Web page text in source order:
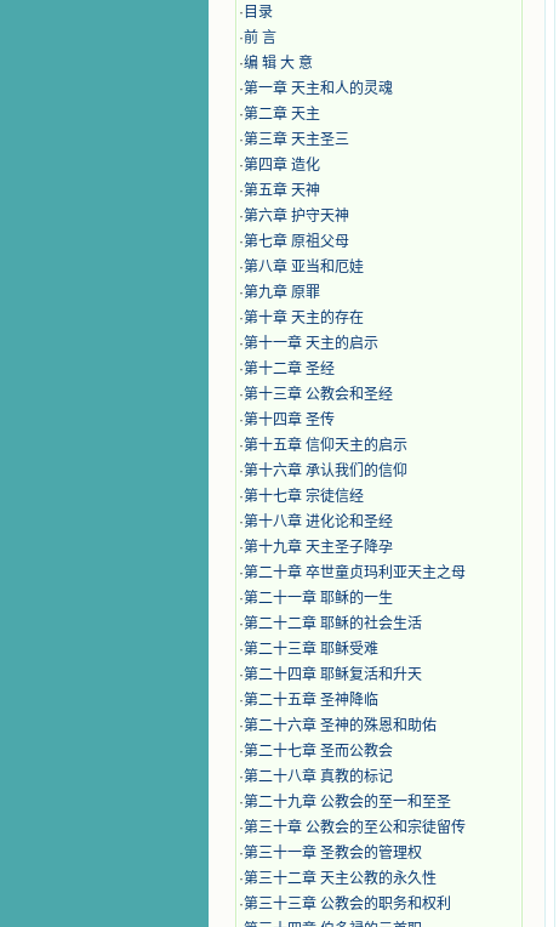
· 目录
·前 言
·编 辑 大 意
·第一章 天主和人的灵魂
·第二章 天主
·第三章 天主圣三
·第四章 造化
·第五章 天神
·​第六章 护守天神
·第七章 原祖父母
·​第八章 亚当和厄娃
·第九章 原罪
·第十章 天主的存在
·第十一章 天主的启示
·第十二章 圣经
·第十三章 公教会和圣经
·第十四章 圣传
·第十五章 信仰天主的启示
·第十六章 承认我们的信仰
·第十七章 宗徒信经
·第十八章 进化论和圣经
·第十九章 天主圣子降孕
·第二十章 卒世童贞玛利亚天主之母
·第二十一章 耶稣的一生
·第二十二章 耶稣的社会生活
·第二十三章 耶稣受难
·第二十四章 耶稣复活和升天
·第二十五章 圣神降临
·第二十六章 圣神的殊恩和助佑
·第二十七章 圣而公教会
·第二十八章 真教的标记
·第二十九章 公教会的至一和至圣
·第三十章 公教会的至公和宗徒留传
·第三十一章 圣教会的管理权
·第三十二章 天主公教的永久性
·第三十三章 公教会的职务和权利